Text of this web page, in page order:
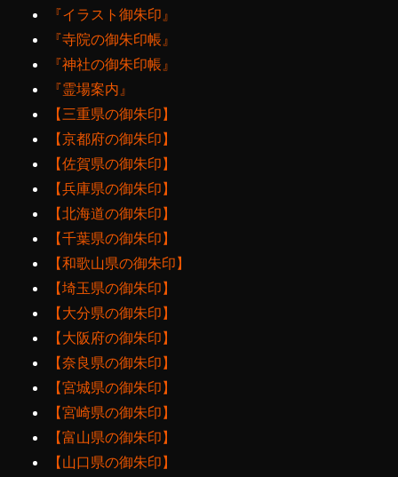
『イラスト御朱印』
『寺院の御朱印帳』
『神社の御朱印帳』
『霊場案内』
【三重県の御朱印】
【京都府の御朱印】
【佐賀県の御朱印】
【兵庫県の御朱印】
【北海道の御朱印】
【千葉県の御朱印】
【和歌山県の御朱印】
【埼玉県の御朱印】
【大分県の御朱印】
【大阪府の御朱印】
【奈良県の御朱印】
【宮城県の御朱印】
【宮崎県の御朱印】
【富山県の御朱印】
【山口県の御朱印】